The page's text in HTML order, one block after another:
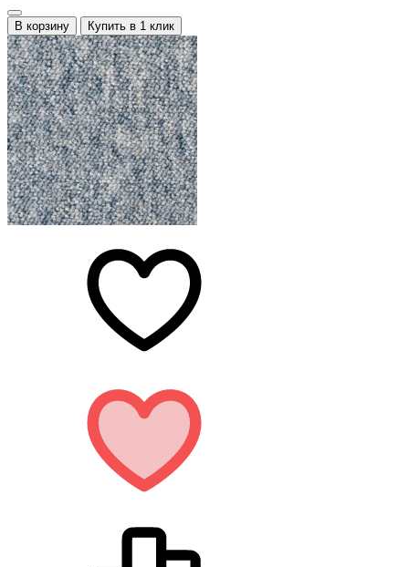
В корзину Купить в 1 клик